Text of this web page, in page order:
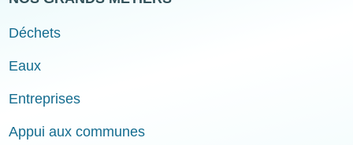
Déchets
Eaux
Entreprises
Appui aux communes